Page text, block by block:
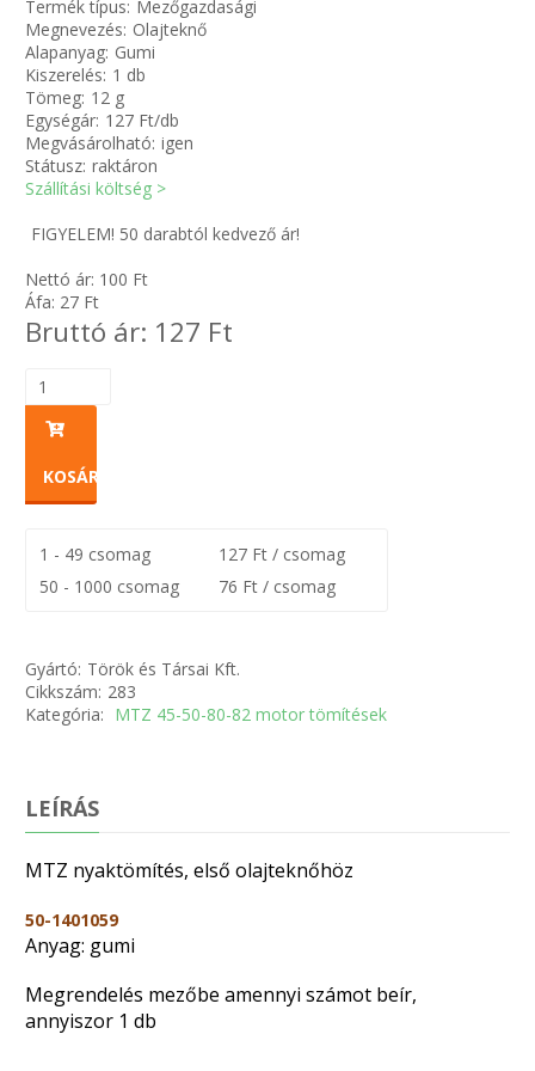
SIMÍTÓZÁRAS TASAK
SZORTÍROZÓ DOBOZ-KÉSZLET
TÖMLŐBILINCS
Termék típus: Mezőgazdasági
Megnevezés: Olajteknő
Alapanyag: Gumi
Kiszerelés: 1 db
Tömeg: 12 g
Egységár: 127 Ft/db
Megvásárolható: igen
Státusz: raktáron
Szállítási költség >
FIGYELEM! 50 darabtól kedvező ár!
Nettó ár: 100 Ft
Áfa: 27 Ft
Bruttó ár: 127 Ft
KOSÁRBA
1 - 49 csomag
127 Ft / csomag
50 - 1000 csomag
76 Ft / csomag
Gyártó: Török és Társai Kft.
Cikkszám: 283
Kategória: MTZ 45-50-80-82 motor tömítések
LEÍRÁS
MTZ nyaktömítés, első olajteknőhöz
50-1401059
Anyag: gumi
Megrendelés mezőbe amennyi számot beír,
annyiszor 1 db